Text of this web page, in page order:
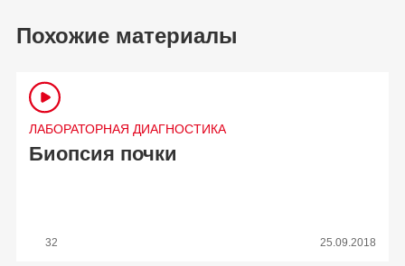
Похожие материалы
ЛАБОРАТОРНАЯ ДИАГНОСТИКА
Биопсия почки
32 25.09.2018